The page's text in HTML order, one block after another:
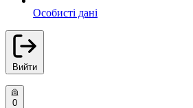
Особисті дані
Вийти
0